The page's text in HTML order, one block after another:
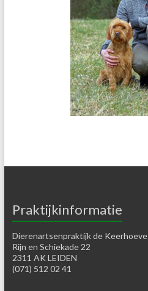
Praktijkinformatie
Dierenartsenpraktijk de Keerhoeve
Rijn en Schiekade 22
2311 AK LEIDEN
(071) 512 02 41